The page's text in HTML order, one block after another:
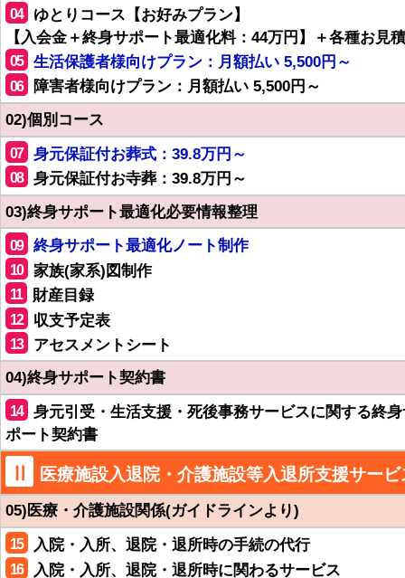
04
ゆとりコース【お好みプラン】
【入会金＋終身サポート最適化料：44万円】＋各種お見
05 生活保護者様向けプラン：月額払い 5,500円～
06
障害者様向けプラン：月額払い 5,500円～
02)個別コース
07 身元保証付お葬式：39.8万円～
08
身元保証付お寺葬：39.8万円～
03)終身サポート最適化必要情報整理
09 終身サポート最適化ノート制作
10 家族(家系)図制作
11 財産目録
12 収支予定表
13
アセスメントシート
04)終身サポート契約書
14
身元引受・生活支援・死後事務サービスに関する終
ポート契約書
Ⅱ 医療施設入退院・介護施設等入退所支援サービ
05)医療・介護施設関係(ガイドラインより)
15 入院・入所、退院・退所時の手続の代行
16 入院・入所、退院・退所時に関わるサービス